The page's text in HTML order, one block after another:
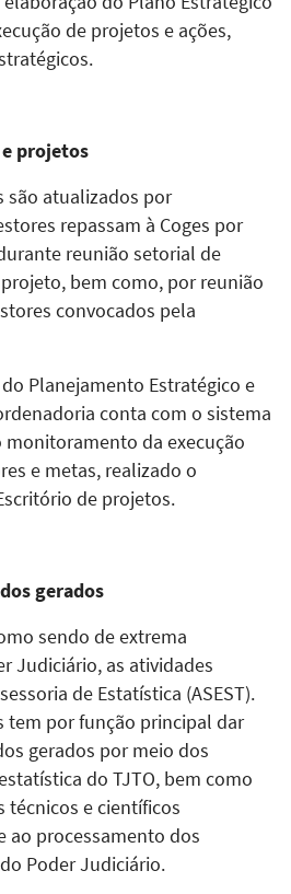
de projetos e ações,
projetos
são atualizados por
repassam à Coges por
reunião setorial de
bem como, por reunião
convocados pela
Planejamento Estratégico e
conta com o sistema
monitoramento da execução
e metas, realizado o
de projetos.
gerados
sendo de extrema
Judiciário, as atividades
de Estatística (ASEST).
tem por função principal dar
gerados por meio dos
do TJTO, bem como
técnicos e científicos
ao processamento dos
Poder Judiciário.